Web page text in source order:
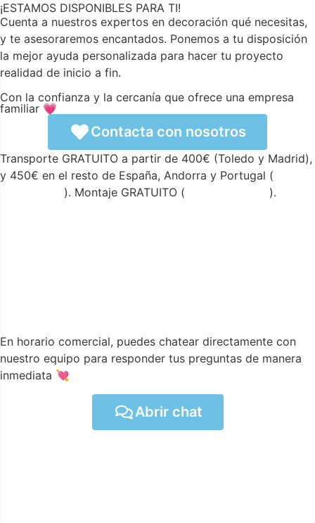
¡ESTAMOS DISPONIBLES PARA TI!
Cuenta a nuestros expertos en decoración qué necesitas,
y te asesoraremos encantados. Ponemos a tu disposición
la mejor ayuda personalizada para hacer tu proyecto
realidad de inicio a fin.
Con la confianza y la cercanía que ofrece una empresa
familiar 💗
Contacta con nosotros
Transporte GRATUITO a partir de 400€ (Toledo y Madrid),
y 450€ en el resto de España, Andorra y Portugal (
). Montaje GRATUITO ( ).
En horario comercial, puedes chatear directamente con
nuestro equipo para responder tus preguntas de manera
inmediata 💘
Abrir chat